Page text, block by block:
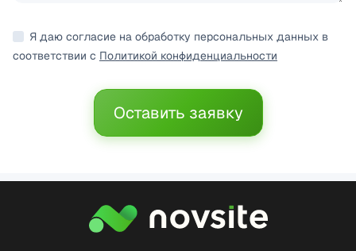
Я даю согласие на обработку персональных данных в
соответствии с Политикой конфиденциальности
Оставить заявку